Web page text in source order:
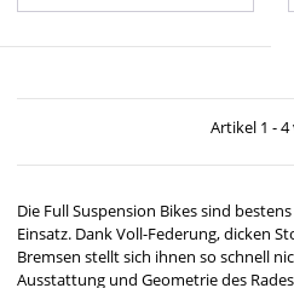
Artikel 1 - 4
Die Full Suspension Bikes sind
Einsatz. Dank Voll-Federung, dicken
Bremsen stellt sich ihnen so schnell
Ausstattung und Geometrie des